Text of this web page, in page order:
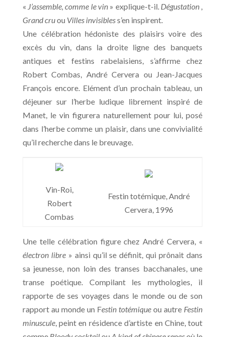
« J’assemble, comme le vin » explique-t-il. Dégustation,
Grand cruou Villes invisibless’en inspirent.
Une célébration hédoniste des plaisirs voire des
excès du vin, dans la droite ligne des banquets
antiques et festins rabelaisiens, s’affirme chez
Robert Combas, André Cervera ou Jean-Jacques
François encore. Elément d’un prochain tableau, un
déjeuner sur l’herbe ludique librement inspiré de
Manet, le vin figurera naturellement pour lui, posé
dans l’herbe comme un plaisir, dans une convivialité
qu’il recherche dans le breuvage.
Vin-Roi,
Robert
Combas
Festin totémique, André
Cervera, 1996
Une telle célébration figure chez André Cervera, «
électron libre » ainsi qu’il se définit, qui prônait dans
sa jeunesse, non loin des transes bacchanales, une
transe poétique. Compilant les mythologies, il
rapporte de ses voyages dans le monde ou de son
rapport au monde un Festin totémiqueou autre Festin
minuscule, peint en résidence d’artiste en Chine, tout